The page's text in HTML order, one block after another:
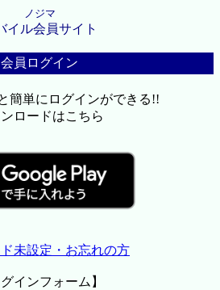
ノジマ
イル会員サイト
会員ログイン
簡単にログインができる!!
ロードはこちら
未設定・お忘れの方
グインフォーム】